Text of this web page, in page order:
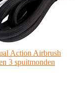
Action Airbrush
3 spuitmonden